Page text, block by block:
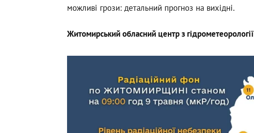
можливі грози: детальний прогноз на вихідні.
Житомирський обласний центр з гідрометеорології